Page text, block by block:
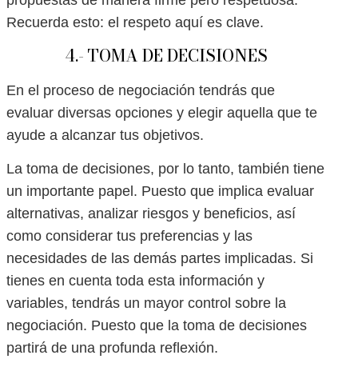
Recuerda esto: el respeto aquí es clave.
4.- TOMA DE DECISIONES
En el proceso de negociación tendrás que
evaluar diversas opciones y elegir aquella que te
ayude a alcanzar tus objetivos.
La toma de decisiones, por lo tanto, también tiene
un importante papel. Puesto que implica evaluar
alternativas, analizar riesgos y beneficios, así
como considerar tus preferencias y las
necesidades de las demás partes implicadas. Si
tienes en cuenta toda esta información y
variables, tendrás un mayor control sobre la
negociación. Puesto que la toma de decisiones
partirá de una profunda reflexión.